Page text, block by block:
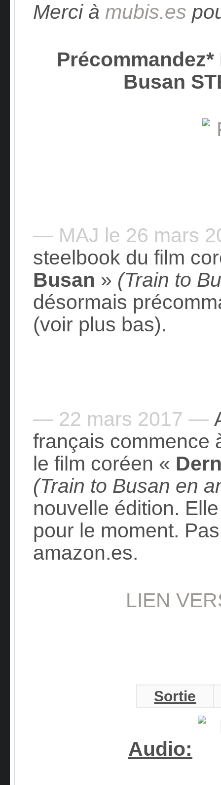
Merci à mubis.es
Busan
— MAJ le 26 mars
steelbook du film
Busan » (Train to
désormais
(voir plus bas).
— 22 mars 2017 —
français commence
le film coréen «
(Train to Busan en
nouvelle édition.
pour le moment.
amazon.es.
LIEN
Sortie
Audio: